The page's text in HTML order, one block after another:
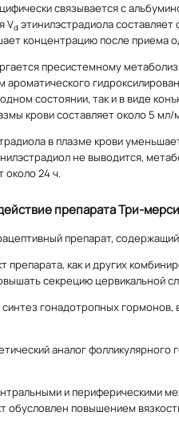
связывается с
Vd этинилэстрадиола составляет
концентрацию после приема
пресистемному
ароматического
состоянии, так и в виде
крови составляет около 5 мл/
в плазме крови
не выводится,
около 24 ч.
препарата Три-мерси
препарат,
препарата, как и других
секрецию цервикальной
гонадотропных
аналог
и периферическими
обусловлен повышением